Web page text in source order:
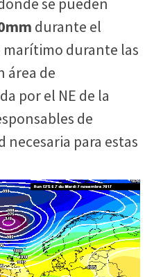
durante el
durante las
área de
por el NE de la
de
para estas